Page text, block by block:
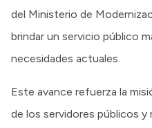
del Ministerio de
brindar un servicio público
necesidades actuales.
Este avance refuerza la
de los servidores públicos y